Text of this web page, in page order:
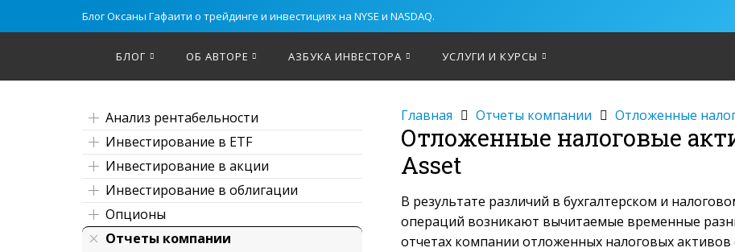
Блог Оксаны Гафаити о трейдинге и инвестициях на NYSE и NASDAQ.
БЛОГ ОБ АВТОРЕ АЗБУКА ИНВЕСТОРА УСЛУГИ И КУРСЫ
Анализ рентабельности
Инвестирование в ETF
Инвестирование в акции
Инвестирование в облигации
Опционы
Отчеты компании
Главная Отчеты компании Отложенные
Отложенные налоговые
Asset
В результате различий в бухгалтерском и
операций возникают вычитаемые временные
отчетах компании отложенных налоговых